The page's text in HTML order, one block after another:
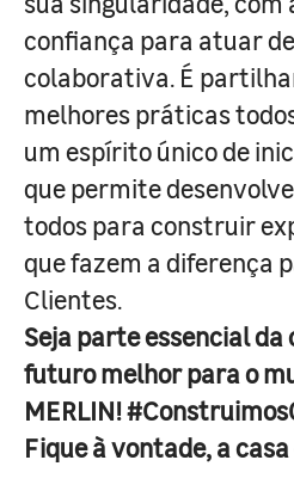
confiança para atuar
colaborativa. É
melhores práticas
um espírito único de
que permite
todos para construir
que fazem a diferença
Clientes.
Seja parte essencial
futuro melhor para o
MERLIN!
Fique à vontade, a